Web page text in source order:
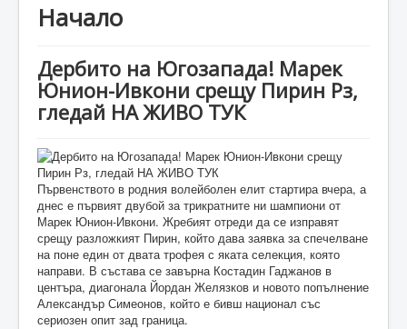
Начало
Дербито на Югозапада! Марек
Юнион-Ивкони срещу Пирин Рз,
гледай НА ЖИВО ТУК
Първенството в родния волейболен елит стартира вчера, а
днес е първият двубой за трикратните ни шампиони от
Марек Юнион-Ивкони. Жребият отреди да се изправят
срещу разложкият Пирин, който дава заявка за спечелване
на поне един от двата трофея с яката селекция, която
направи. В състава се завърна Костадин Гаджанов в
центъра, диагонала Йордан Желязков и новото попълнение
Александър Симеонов, който е бивш национал със
сериозен опит зад граница.